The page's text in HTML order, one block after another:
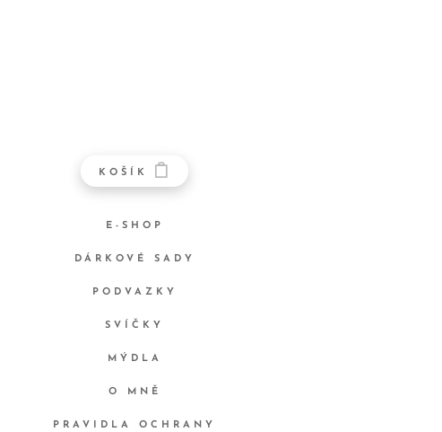
KOŠÍK
E-SHOP
DÁRKOVÉ SADY
PODVAZKY
SVÍČKY
MÝDLA
O MNĚ
PRAVIDLA OCHRANY